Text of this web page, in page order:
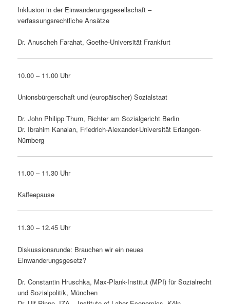
Inklusion in der Einwanderungsgesellschaft –
verfassungsrechtliche Ansätze
Dr. Anuscheh Farahat, Goethe-Universität Frankfurt
10.00 – 11.00 Uhr
Unionsbürgerschaft und (europäischer) Sozialstaat
Dr. John Philipp Thurn, Richter am Sozialgericht Berlin
Dr. Ibrahim Kanalan, Friedrich-Alexander-Universität Erlangen-
Nürnberg
11.00 – 11.30 Uhr
Kaffeepause
11.30 – 12.45 Uhr
Diskussionsrunde: Brauchen wir ein neues
Einwanderungsgesetz?
Dr. Constantin Hruschka, Max-Plank-Institut (MPI) für Sozialrecht
und Sozialpolitik, München